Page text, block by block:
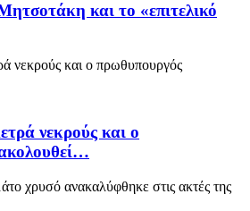
και το «επιτελικό
νεκρούς και ο